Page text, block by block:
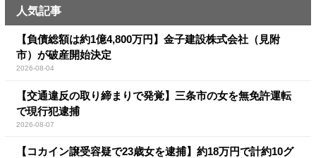
人気記事
【負債総額は約1億4,800万円】金子建設株式会社（見附
市）が破産開始決定
2026-08-04
【交通違反の取り締まりで発覚】三条市の女を無免許運転
で現行犯逮捕
2026-08-07
【コカイン譲受容疑で23歳女を逮捕】約18万円で計約10グ